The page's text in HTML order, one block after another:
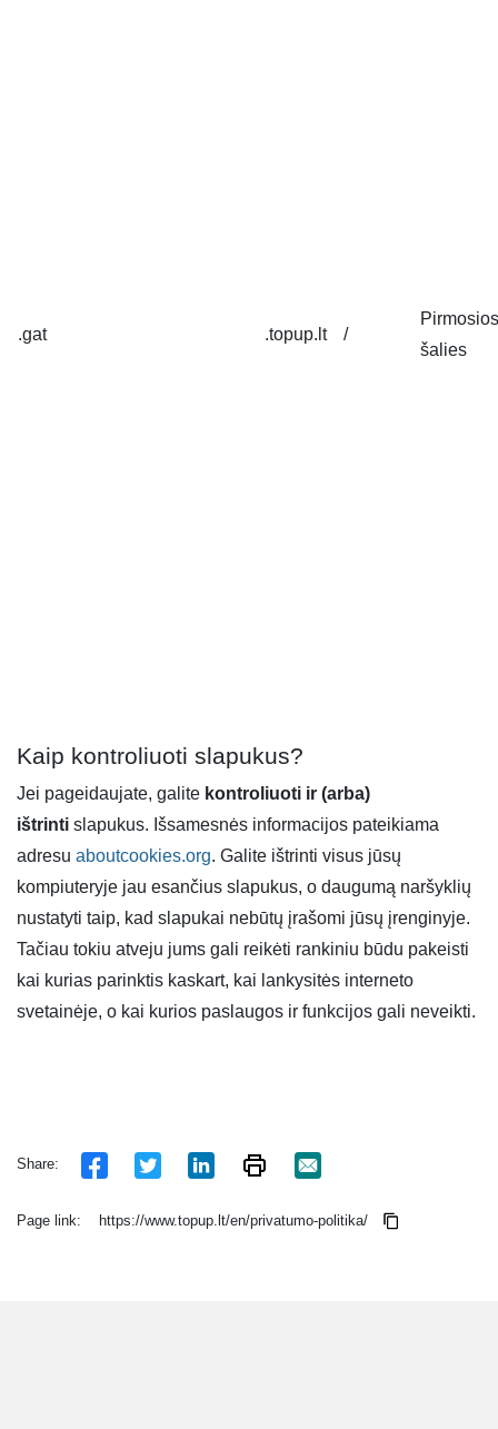
.gat .topup.lt /
Pirmosios
šalies
Kaip kontroliuoti slapukus?
Jei pageidaujate, galite kontroliuoti ir (arba)
ištrinti slapukus. Išsamesnės informacijos pateikiama
adresu aboutcookies.org. Galite ištrinti visus jūsų
kompiuteryje jau esančius slapukus, o daugumą naršyklių
nustatyti taip, kad slapukai nebūtų įrašomi jūsų įrenginyje.
Tačiau tokiu atveju jums gali reikėti rankiniu būdu pakeisti
kai kurias parinktis kaskart, kai lankysitės interneto
svetainėje, o kai kurios paslaugos ir funkcijos gali neveikti.
Share:
Page link: https://www.topup.lt/en/privatumo-politika/